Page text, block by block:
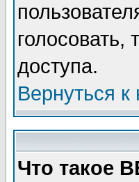
голосовать,
доступа.
Вернуться к
Что такое